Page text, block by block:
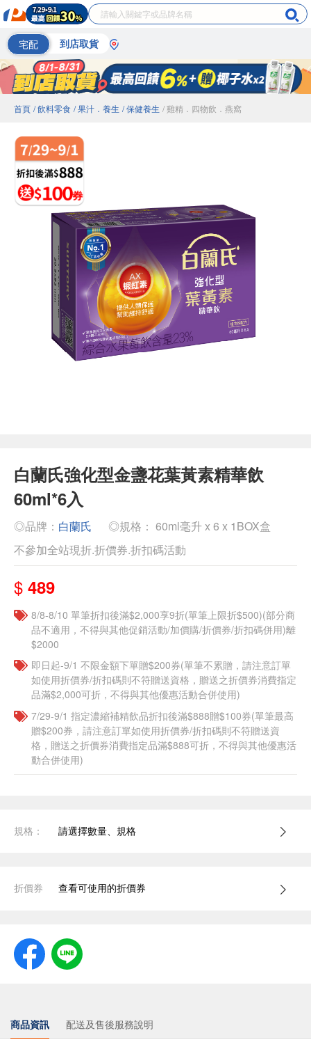
宅配 到店取貨
首頁 / 飲料零食 / 果汁．養生 / 保健養生 / 雞精．四物飲．燕窩
白蘭氏強化型金盞花葉黃素精華飲
60ml*6入
◎品牌： 白蘭氏
◎規格： 60ml毫升 x 6 x 1BOX盒
不參加全站現折.折價券.折扣碼活動
$ 489
8/8-8/10 單筆折扣後滿$2,000享9折(單筆上限折$500)(部分商
品不適用，不得與其他促銷活動/加價購/折價券/折扣碼併用)離
$2000
即日起-9/1 不限金額下單贈$200券(單筆不累贈，請注意訂單
如使用折價券/折扣碼則不符贈送資格，贈送之折價券消費指定
品滿$2,000可折，不得與其他優惠活動合併使用)
7/29-9/1 指定濃縮補精飲品​折扣後滿$888贈$100券(單筆最高
贈$200券，請注意訂單如使用折價券/折扣碼則不符贈送資
格，贈送之折價券消費指定品滿$888可折，不得與其他優惠活
動合併使用)
規格： 請選擇數量、規格
折價券 查看可使用的折價券
商品資訊 配送及售後服務說明